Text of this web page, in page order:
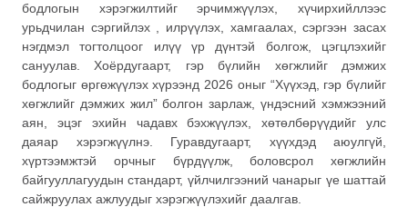
бодлогын хэрэгжилтийг эрчимжүүлэх, хүчирхийллээс
урьдчилан сэргийлэх , илрүүлэх, хамгаалах, сэргээн засах
нэгдмэл тогтолцоог илүү үр дүнтэй болгож, цэгцлэхийг
сануулав. Хоёрдугаарт, гэр бүлийн хөгжлийг дэмжих
бодлогыг өргөжүүлэх хүрээнд 2026 оныг “Хүүхэд, гэр бүлийг
хөгжлийг дэмжих жил” болгон зарлаж, үндэсний хэмжээний
аян, эцэг эхийн чадавх бэхжүүлэх, хөтөлбөрүүдийг улс
даяар хэрэгжүүлнэ. Гуравдугаарт, хүүхдэд аюулгүй,
хүртээмжтэй орчныг бүрдүүлж, боловсрол хөгжлийн
байгууллагуудын стандарт, үйлчилгээний чанарыг үе шаттай
сайжруулах ажлуудыг хэрэгжүүлэхийг даалгав.